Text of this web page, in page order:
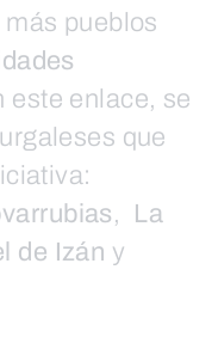
pueblos
este enlace, se
que
, La
de Izán y